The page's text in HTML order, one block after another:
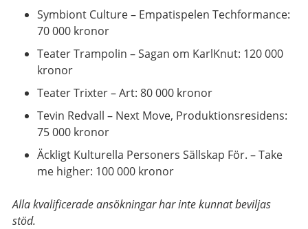
Symbiont Culture – Empatispelen Techformance:
70 000 kronor
Teater Trampolin – Sagan om KarlKnut: 120 000
kronor
Teater Trixter – Art: 80 000 kronor
Tevin Redvall – Next Move, Produktionsresidens:
75 000 kronor
Äckligt Kulturella Personers Sällskap För. – Take
me higher: 100 000 kronor
Alla kvalificerade ansökningar har inte kunnat beviljas
stöd.